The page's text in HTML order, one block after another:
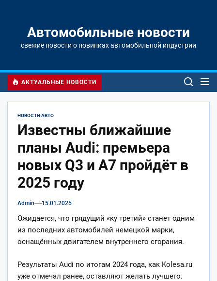
содержимомуАвтомобильные новости
свежие новости о новинках автомобильной индустрии
АКТУАЛЬНЫЕ НОВОСТИ
НОВОСТИ АВТО
Известны ближайшие
планы Audi: премьера
новых Q3 и A7 пройдёт в
2025 году
Admin 15.01.2025
Ожидается, что грядущий «ку третий» станет одним
из последних автомобилей немецкой марки,
оснащённых двигателем внутреннего сгорания.
Результаты Audi по итогам 2024 года, как Kolesa.ru
уже отмечал ранее, оставляют желать лучшего.